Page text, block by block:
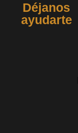
Déjanos
ayudarte